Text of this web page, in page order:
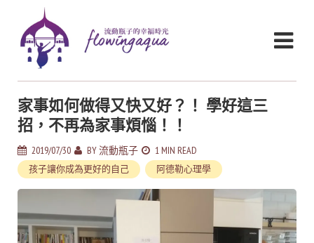
家事如何做得又快又好？！ 學好這三
招，不再為家事煩惱！！
2019/07/30 BY流動瓶子 1 MIN READ
孩子讓你成為更好的自己 阿德勒心理學